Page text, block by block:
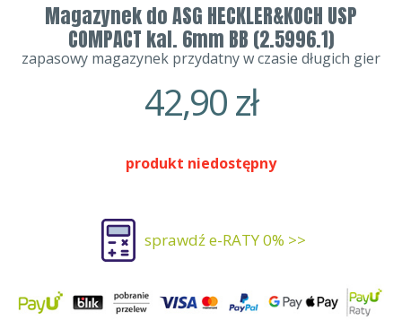
Magazynek do ASG HECKLER&KOCH USP
COMPACT kal. 6mm BB (2.5996.1)
zapasowy magazynek przydatny w czasie długich gier
42,90zł
produkt niedostępny
sprawdź e-RATY 0% >>